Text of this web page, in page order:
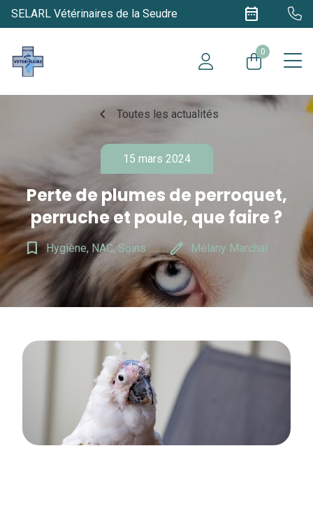
SELARL Vétérinaires de la Seudre date_range
0
chevron_left Toutes les actualités
15 mars 2024
Perte de plumes de perroquet,
perruche et poule, que faire ?
bookmark_border Hygiène, NAC, Soins edit Mélany Marchal